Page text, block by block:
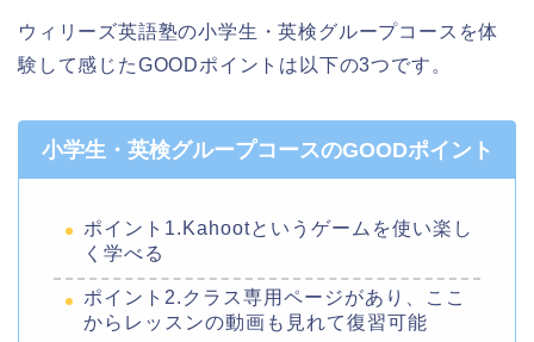
ウィリーズ英語塾の小学生・英検グループコースを体
験して感じたGOODポイントは以下の3つです。
小学生・英検グループコースのGOODポイント
ポイント1.Kahootというゲームを使い楽し
く学べる
ポイント2.クラス専用ページがあり、ここ
からレッスンの動画も見れて復習可能